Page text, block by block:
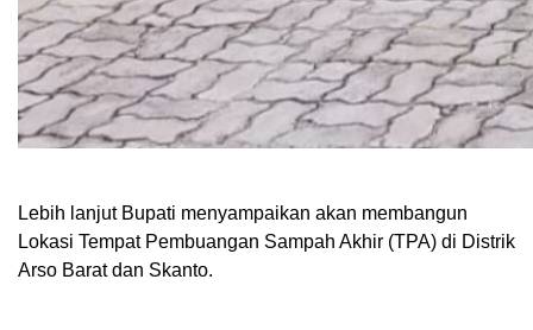
Lebih lanjut Bupati menyampaikan akan membangun
Lokasi Tempat Pembuangan Sampah Akhir (TPA) di Distrik
Arso Barat dan Skanto.